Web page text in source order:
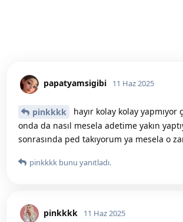
papatyamsigibi 11 Haz 2025
pinkkkk
hayır kolay kolay
onda da nasıl mesela adetime yakın
sonrasında ped takıyorum ya mesela o
pinkkkk bunu yanıtladı.
pinkkkk 11 Haz 2025